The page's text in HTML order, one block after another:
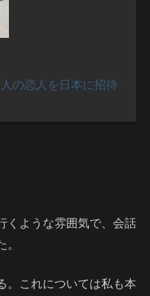
の恋人を日本に招待
くような雰囲気で、会話
。これについては私も本